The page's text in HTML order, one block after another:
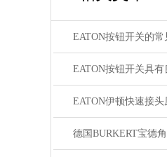
EATON伊顿快速接头